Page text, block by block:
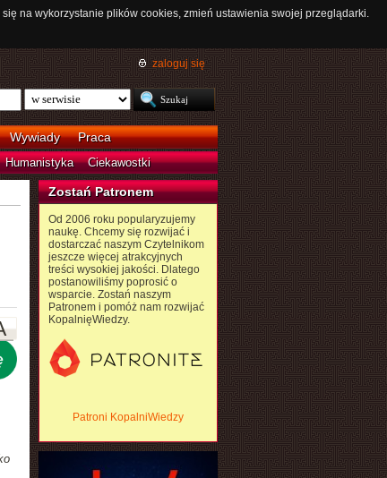
na wykorzystanie plików cookies, zmień ustawienia swojej przeglądarki.
zaloguj się
Wywiady Praca
Humanistyka Ciekawostki
Zostań Patronem
Od 2006 roku popularyzujemy
naukę. Chcemy się rozwijać i
dostarczać naszym Czytelnikom
jeszcze więcej atrakcyjnych
treści wysokiej jakości. Dlatego
postanowiliśmy poprosić o
wsparcie. Zostań naszym
Patronem i pomóż nam rozwijać
KopalnięWiedzy.
Patroni KopalniWiedzy